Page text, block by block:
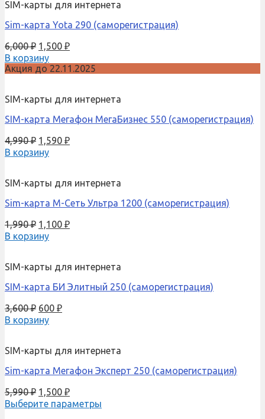
SIM-карты для интернета
Sim-карта Yota 290 (саморегистрация)
6,000₽ 1,500 ₽
В корзину
Акция до 22.11.2025
SIM-карты для интернета
SIM-карта Мегафон МегаБизнес 550 (саморегистрация)
4,990₽ 1,590 ₽
В корзину
SIM-карты для интернета
Sim-карта М-Сеть Ультра 1200 (саморегистрация)
1,990₽ 1,100 ₽
В корзину
SIM-карты для интернета
SIM-карта БИ Элитный 250 (саморегистрация)
3,600₽ 600 ₽
В корзину
SIM-карты для интернета
Sim-карта Мегафон Эксперт 250 (саморегистрация)
5,990₽ 1,500 ₽
Выберите параметры